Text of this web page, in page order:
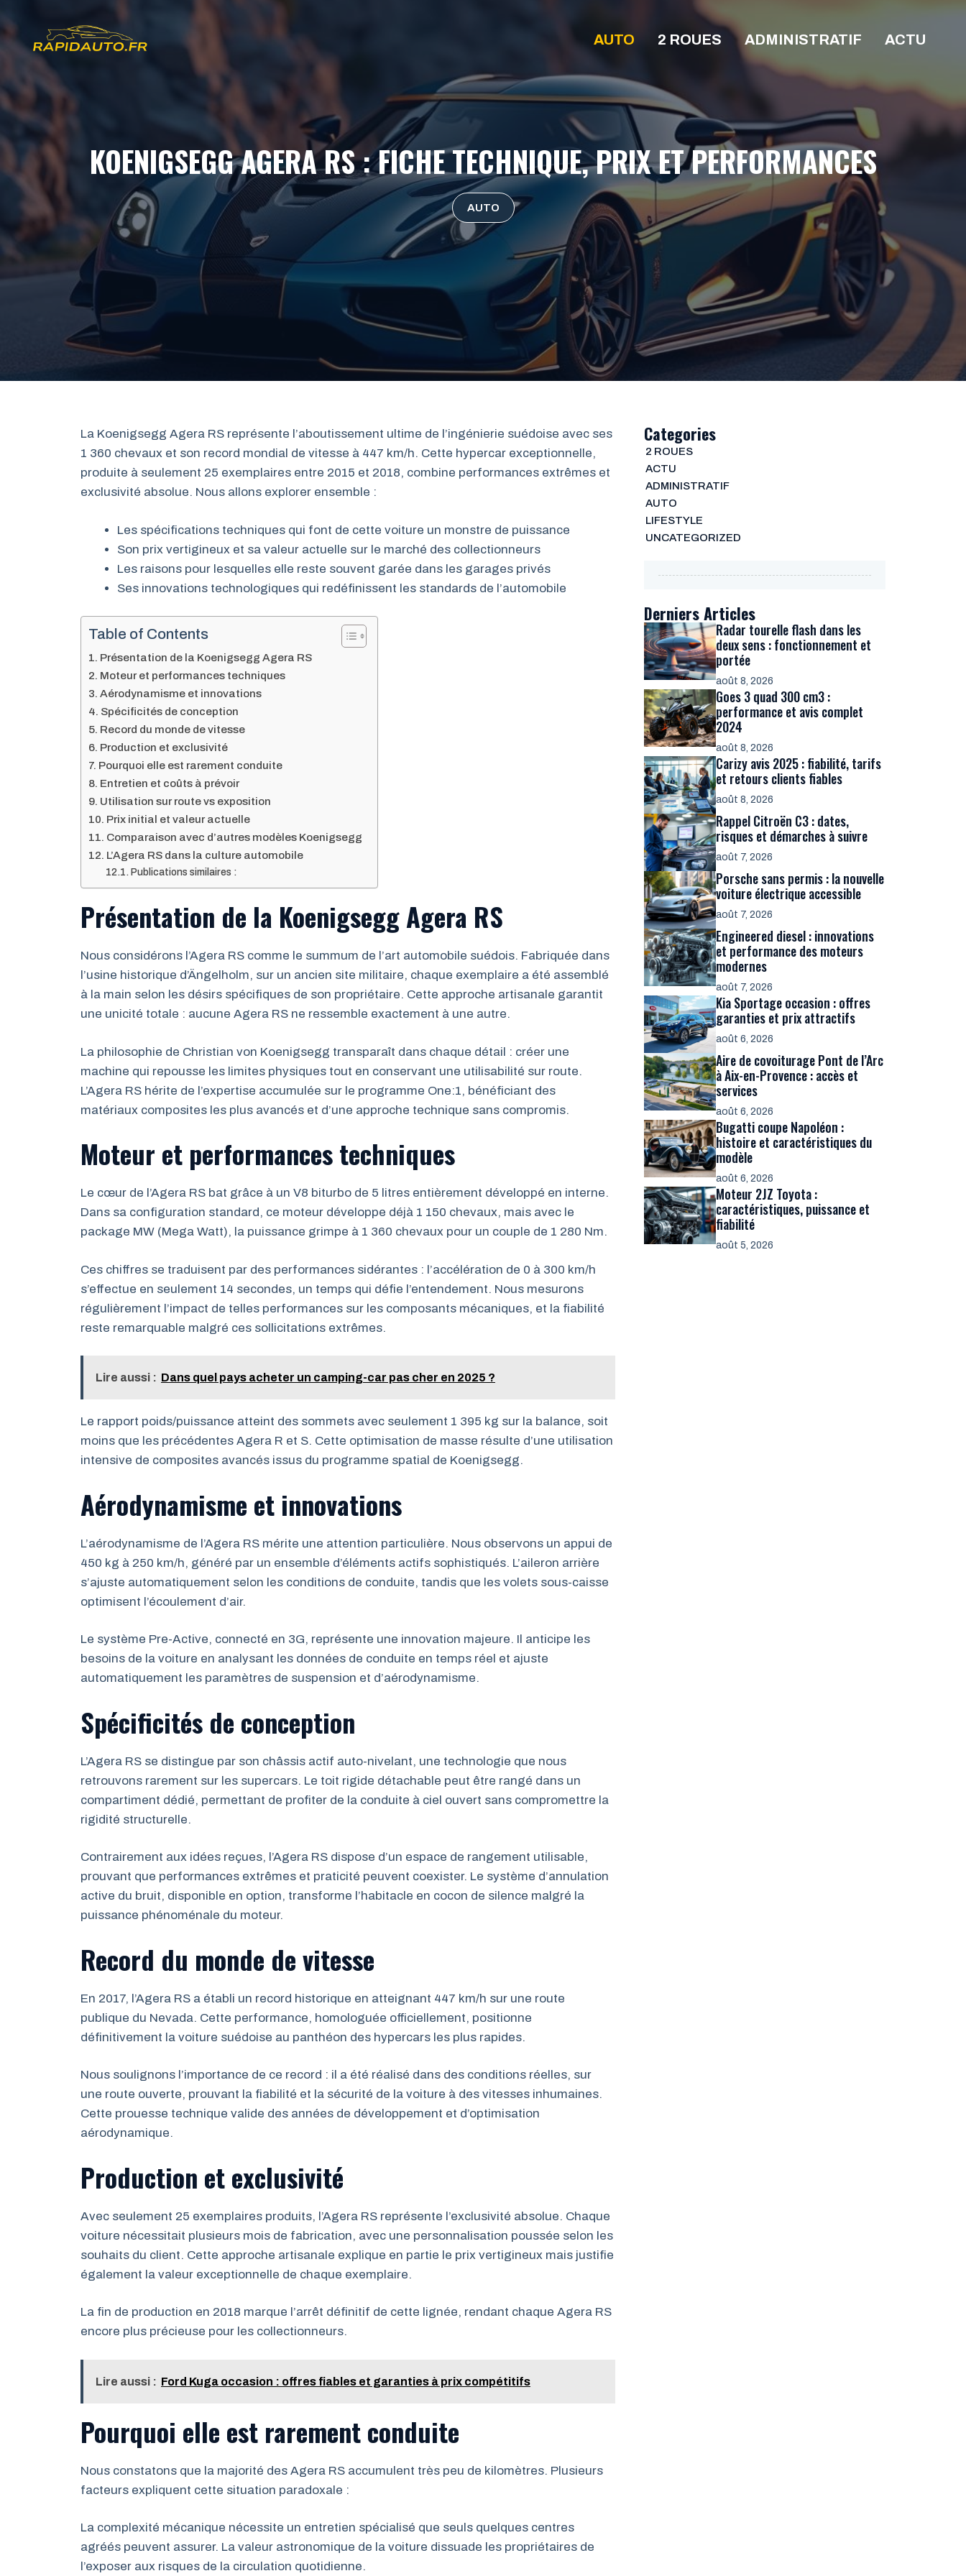
au
contenu
AUTO 2 ROUES ADMINISTRATIF ACTU
KOENIGSEGG AGERA RS : FICHE TECHNIQUE, PRIX ET PERFORMANCES
AUTO
La Koenigsegg Agera RS représente l’aboutissement ultime de l’ingénierie suédoise avec ses
1 360 chevaux et son record mondial de vitesse à 447 km/h. Cette hypercar exceptionnelle,
produite à seulement 25 exemplaires entre 2015 et 2018, combine performances extrêmes et
exclusivité absolue. Nous allons explorer ensemble :
Les spécifications techniques qui font de cette voiture un monstre de puissance
Son prix vertigineux et sa valeur actuelle sur le marché des collectionneurs
Les raisons pour lesquelles elle reste souvent garée dans les garages privés
Ses innovations technologiques qui redéfinissent les standards de l’automobile
Table of Contents
Présentation de la Koenigsegg Agera RS
Moteur et performances techniques
Aérodynamisme et innovations
Spécificités de conception
Record du monde de vitesse
Production et exclusivité
Pourquoi elle est rarement conduite
Entretien et coûts à prévoir
Utilisation sur route vs exposition
Prix initial et valeur actuelle
Comparaison avec d’autres modèles Koenigsegg
L’Agera RS dans la culture automobile
Publications similaires :
Présentation de la Koenigsegg Agera RS
Nous considérons l’Agera RS comme le summum de l’art automobile suédois. Fabriquée dans
l’usine historique d’Ängelholm, sur un ancien site militaire, chaque exemplaire a été assemblé
à la main selon les désirs spécifiques de son propriétaire. Cette approche artisanale garantit
une unicité totale : aucune Agera RS ne ressemble exactement à une autre.
La philosophie de Christian von Koenigsegg transparaît dans chaque détail : créer une
machine qui repousse les limites physiques tout en conservant une utilisabilité sur route.
L’Agera RS hérite de l’expertise accumulée sur le programme One:1, bénéficiant des
matériaux composites les plus avancés et d’une approche technique sans compromis.
Moteur et performances techniques
Le cœur de l’Agera RS bat grâce à un V8 biturbo de 5 litres entièrement développé en interne.
Dans sa configuration standard, ce moteur développe déjà 1 150 chevaux, mais avec le
package MW (Mega Watt), la puissance grimpe à 1 360 chevaux pour un couple de 1 280 Nm.
Ces chiffres se traduisent par des performances sidérantes : l’accélération de 0 à 300 km/h
s’effectue en seulement 14 secondes, un temps qui défie l’entendement. Nous mesurons
régulièrement l’impact de telles performances sur les composants mécaniques, et la fiabilité
reste remarquable malgré ces sollicitations extrêmes.
Lire aussi : Dans quel pays acheter un camping-car pas cher en 2025 ?
Le rapport poids/puissance atteint des sommets avec seulement 1 395 kg sur la balance, soit
moins que les précédentes Agera R et S. Cette optimisation de masse résulte d’une utilisation
intensive de composites avancés issus du programme spatial de Koenigsegg.
Aérodynamisme et innovations
L’aérodynamisme de l’Agera RS mérite une attention particulière. Nous observons un appui de
450 kg à 250 km/h, généré par un ensemble d’éléments actifs sophistiqués. L’aileron arrière
s’ajuste automatiquement selon les conditions de conduite, tandis que les volets sous-caisse
optimisent l’écoulement d’air.
Le système Pre-Active, connecté en 3G, représente une innovation majeure. Il anticipe les
besoins de la voiture en analysant les données de conduite en temps réel et ajuste
automatiquement les paramètres de suspension et d’aérodynamisme.
Spécificités de conception
L’Agera RS se distingue par son châssis actif auto-nivelant, une technologie que nous
retrouvons rarement sur les supercars. Le toit rigide détachable peut être rangé dans un
compartiment dédié, permettant de profiter de la conduite à ciel ouvert sans compromettre la
rigidité structurelle.
Contrairement aux idées reçues, l’Agera RS dispose d’un espace de rangement utilisable,
prouvant que performances extrêmes et praticité peuvent coexister. Le système d’annulation
active du bruit, disponible en option, transforme l’habitacle en cocon de silence malgré la
puissance phénoménale du moteur.
Record du monde de vitesse
En 2017, l’Agera RS a établi un record historique en atteignant 447 km/h sur une route
publique du Nevada. Cette performance, homologuée officiellement, positionne
définitivement la voiture suédoise au panthéon des hypercars les plus rapides.
Nous soulignons l’importance de ce record : il a été réalisé dans des conditions réelles, sur
une route ouverte, prouvant la fiabilité et la sécurité de la voiture à des vitesses inhumaines.
Cette prouesse technique valide des années de développement et d’optimisation
aérodynamique.
Production et exclusivité
Avec seulement 25 exemplaires produits, l’Agera RS représente l’exclusivité absolue. Chaque
voiture nécessitait plusieurs mois de fabrication, avec une personnalisation poussée selon les
souhaits du client. Cette approche artisanale explique en partie le prix vertigineux mais justifie
également la valeur exceptionnelle de chaque exemplaire.
La fin de production en 2018 marque l’arrêt définitif de cette lignée, rendant chaque Agera RS
encore plus précieuse pour les collectionneurs.
Lire aussi : Ford Kuga occasion : offres fiables et garanties à prix compétitifs
Pourquoi elle est rarement conduite
Nous constatons que la majorité des Agera RS accumulent très peu de kilomètres. Plusieurs
facteurs expliquent cette situation paradoxale :
La complexité mécanique nécessite un entretien spécialisé que seuls quelques centres
agréés peuvent assurer. La valeur astronomique de la voiture dissuade les propriétaires de
l’exposer aux risques de la circulation quotidienne.
Categories
2 ROUES
ACTU
ADMINISTRATIF
AUTO
LIFESTYLE
UNCATEGORIZED
Derniers Articles
Radar tourelle flash dans les
deux sens : fonctionnement et
portée
août 8, 2026
Goes 3 quad 300 cm3 :
performance et avis complet
2024
août 8, 2026
Carizy avis 2025 : fiabilité, tarifs
et retours clients fiables
août 8, 2026
Rappel Citroën C3 : dates,
risques et démarches à suivre
août 7, 2026
Porsche sans permis : la nouvelle
voiture électrique accessible
août 7, 2026
Engineered diesel : innovations
et performance des moteurs
modernes
août 7, 2026
Kia Sportage occasion : offres
garanties et prix attractifs
août 6, 2026
Aire de covoiturage Pont de l’Arc
à Aix-en-Provence : accès et
services
août 6, 2026
Bugatti coupe Napoléon :
histoire et caractéristiques du
modèle
août 6, 2026
Moteur 2JZ Toyota :
caractéristiques, puissance et
fiabilité
août 5, 2026